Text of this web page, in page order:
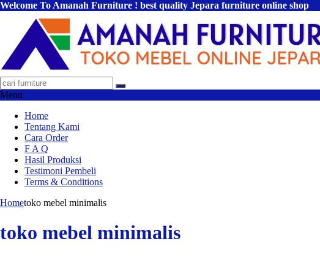
Welcome To Amanah Furniture ! best quality Jepara furniture online shop
Menu
Home
Tentang Kami
Cara Order
F A Q
Hasil Produksi
Testimoni Pembeli
Terms & Conditions
Hometoko mebel minimalis
toko mebel minimalis